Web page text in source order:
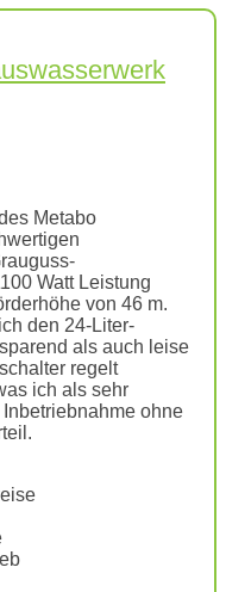
Metabo
Watt Leistung
von 46 m.
den 24-Liter-
als auch leise
regelt
ich als sehr
ohne